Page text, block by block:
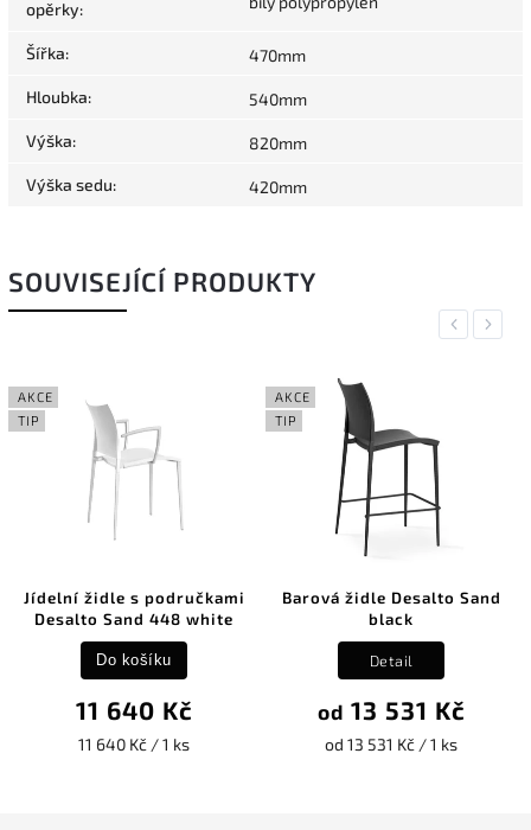
opěrky:
Šířka: 470mm
Hloubka: 540mm
Výška: 820mm
Výška sedu: 420mm
SOUVISEJÍCÍ PRODUKTY
Previous
AKCE
TIP
Jídelní židle s područkami
Desalto Sand 448 white
11 640 Kč
11 640 Kč / 1 ks
Do košíku
AKCE
TIP
Barová židle Desalto Sand
black
od 13 531 Kč
od 13 531 Kč / 1 ks
Detail
Next